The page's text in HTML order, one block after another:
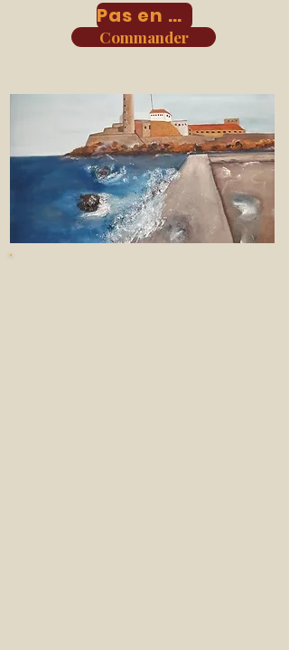
Commander
Pas en vente